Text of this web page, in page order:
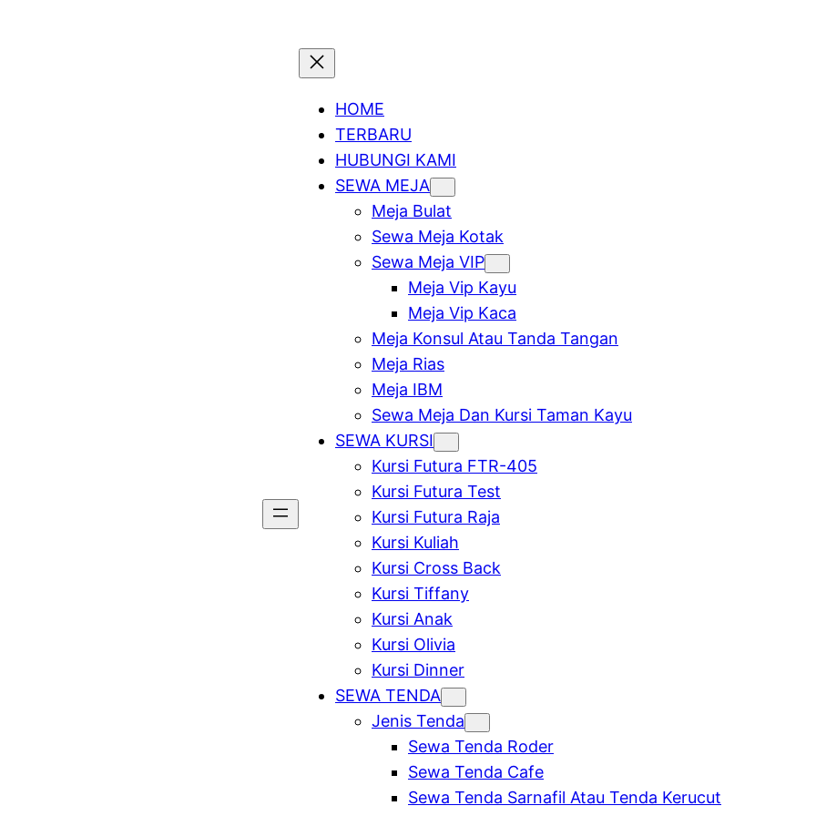
HOME
TERBARU
HUBUNGI KAMI
SEWA MEJA
Meja Bulat
Sewa Meja Kotak
Sewa Meja VIP
Meja Vip Kayu
Meja Vip Kaca
Meja Konsul Atau Tanda Tangan
Meja Rias
Meja IBM
Sewa Meja Dan Kursi Taman Kayu
SEWA KURSI
Kursi Futura FTR-405
Kursi Futura Test
Kursi Futura Raja
Kursi Kuliah
Kursi Cross Back
Kursi Tiffany
Kursi Anak
Kursi Olivia
Kursi Dinner
SEWA TENDA
Jenis Tenda
Sewa Tenda Roder
Sewa Tenda Cafe
Sewa Tenda Sarnafil Atau Tenda Kerucut